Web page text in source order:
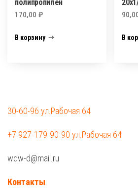
полипропилен
170,00 ₽
В корзину В
30-60-96 ул.Рабочая 64
+7 927-179-90-90 ул.Рабочая 64
wdw-d@mail.ru
Контакты